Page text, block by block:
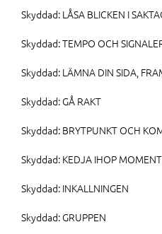
Skyddad: LÅSA BLICKEN I
Skyddad: TEMPO OCH
Skyddad: LÄMNA DIN SIDA,
Skyddad: GÅ RAKT
Skyddad: BRYTPUNKT OCH
Skyddad: KEDJA IHOP
Skyddad: INKALLNINGEN
Skyddad: GRUPPEN